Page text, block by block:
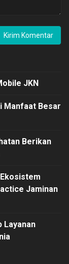
JKN
Manfaat Besar
Berikan
Jaminan
Layanan